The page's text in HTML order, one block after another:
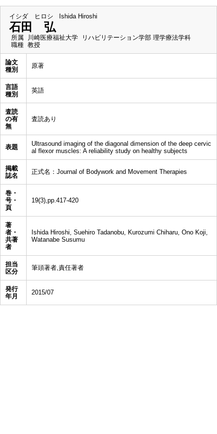
イシダ ヒロシ Ishida Hiroshi
石田 弘
所属
川崎医療福祉大学 リハビリテーション学部 理学療法学科
職種 教授
論文
種別
原著
言語
種別
英語
査読
の有
無
査読あり
表題
Ultrasound imaging of the diagonal dimension of the deep cervic
al flexor muscles: A reliability study on healthy subjects
掲載
誌名
正式名：Journal of Bodywork and Movement Therapies
巻・
号・
頁
19(3),pp.417-420
著
者・
共著
者
Ishida Hiroshi, Suehiro Tadanobu, Kurozumi Chiharu, Ono Koji,
Watanabe Susumu
担当
区分
筆頭著者,責任著者
発行
年月
2015/07